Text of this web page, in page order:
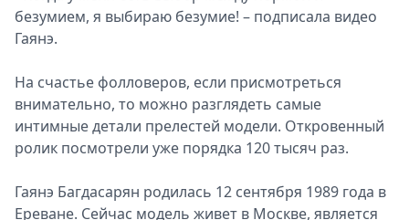
безумием, я выбираю безумие! – подписала видео
Гаянэ.
На счастье фолловеров, если присмотреться
внимательно, то можно разглядеть самые
интимные детали прелестей модели. Откровенный
ролик посмотрели уже порядка 120 тысяч раз.
Гаянэ Багдасарян родилась 12 сентября 1989 года в
Ереване. Сейчас модель живет в Москве, является